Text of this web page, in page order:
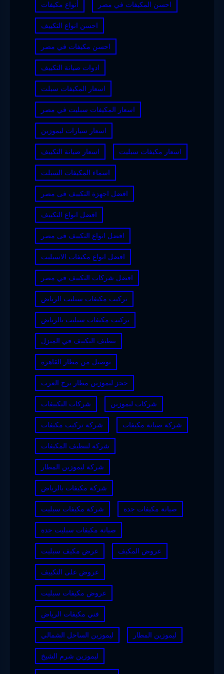
أنواع مكيفات احسن المكيفات في مصر
احسن انواع التكييف
احسن مكيفات في مصر
ادوات صيانة التكييف
اسعار المكيفات سبلت
اسعار المكيفات سبليت في مصر
اسعار سيارات ليموزين
اسعار صيانة التكييف اسعار مكيفات سبليت
اسماء المكيفات السبلت
افضل اجهزة التكييف فى مصر
افضل انواع التكييف
افضل انواع التكييف فى مصر
افضل انواع مكيفات الاسبليت
افضل شركات التكييف في مصر
تركيب مكيفات سبليت الرياض
تركيب مكيفات سبليت بالرياض
تنظيف التكييف في المنزل
توصيل من مطار القاهرة
حجز ليموزين مطار برج العرب
شركات التكييفات شركات ليموزين
شركة تركيب مكيفات شركة صيانة مكيفات
شركة لتنظيف المكيفات
شركة ليموزين المطار
شركة مكيفات بالرياض
شركة مكيفات سبليت صيانة مكيفات جدة
صيانة مكيفات سبليت جدة
عرض مكيف سبليت عروض المكيف
عروض على التكييف
عروض مكيفات سبليت
فني مكيفات الرياض
ليموزين الساحل الشمالي ليموزين المطار
ليموزين شرم الشيخ